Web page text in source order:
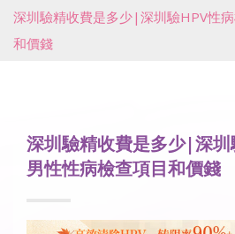
深圳驗精收費是多少|深圳驗HPV性
和價錢
深圳驗精收費是多少|深
男性性病檢查項目和價錢